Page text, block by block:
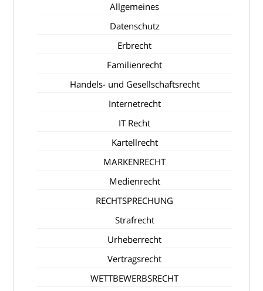
Allgemeines
Datenschutz
Erbrecht
Familienrecht
Handels- und Gesellschaftsrecht
Internetrecht
IT Recht
Kartellrecht
MARKENRECHT
Medienrecht
RECHTSPRECHUNG
Strafrecht
Urheberrecht
Vertragsrecht
WETTBEWERBSRECHT